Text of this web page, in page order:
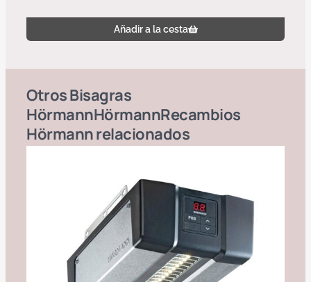
Añadir a la cesta
OtrosBisagras
HörmannHörmannRecambios
Hörmannrelacionados